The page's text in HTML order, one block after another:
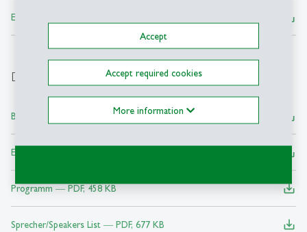
Accept
Accept required cookies
More information
Edinardo Figueiredo ― PDF, 864 KB save_alt
Downloads
Bilder der Veranstaltung ― PDF, 1 MB save_alt
Einladung/Flyer ― PDF, 110 KB save_alt
Programm ― PDF, 458 KB save_alt
Sprecher/Speakers List ― PDF, 677 KB save_alt